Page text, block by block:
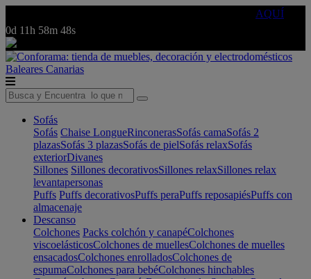
AQUÍ
0d 11h 58m 48s
Baleares Canarias
Sofás
Sofás Chaise LongueRinconerasSofás camaSofás 2
plazasSofás 3 plazasSofás de pielSofás relaxSofás
exteriorDivanes
Sillones Sillones decorativosSillones relaxSillones relax
levantapersonas
Puffs Puffs decorativosPuffs peraPuffs reposapiésPuffs con
almacenaje
Descanso
Colchones Packs colchón y canapéColchones
viscoelásticosColchones de muellesColchones de muelles
ensacadosColchones enrolladosColchones de
espumaColchones para bebéColchones hinchables